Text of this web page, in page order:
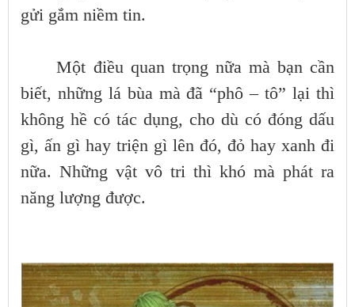
gửi gắm niềm tin.
Một điều quan trọng nữa mà bạn cần
biết, những lá bùa mà đã “phô – tô” lại thì
không hề có tác dụng, cho dù có đóng dấu
gì, ấn gì hay triện gì lên đó, đỏ hay xanh đi
nữa. Những vật vô tri thì khó mà phát ra
năng lượng được.